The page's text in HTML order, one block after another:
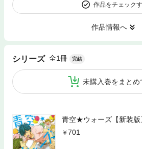
作品をチェック
作品情報へ
シリーズ 全1冊 完結
未購入巻をまとめ
青空★ウォーズ【新装版
701